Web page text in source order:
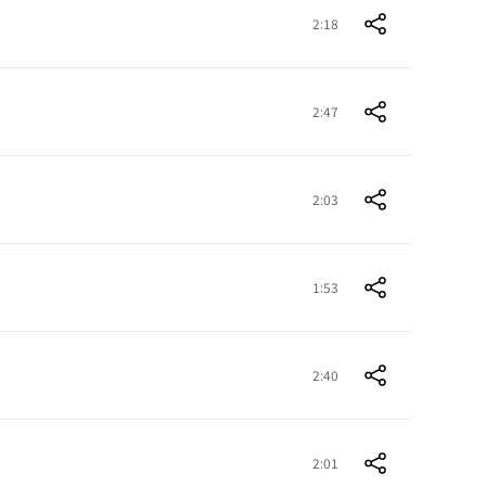
2:18
2:47
2:03
1:53
2:40
2:01